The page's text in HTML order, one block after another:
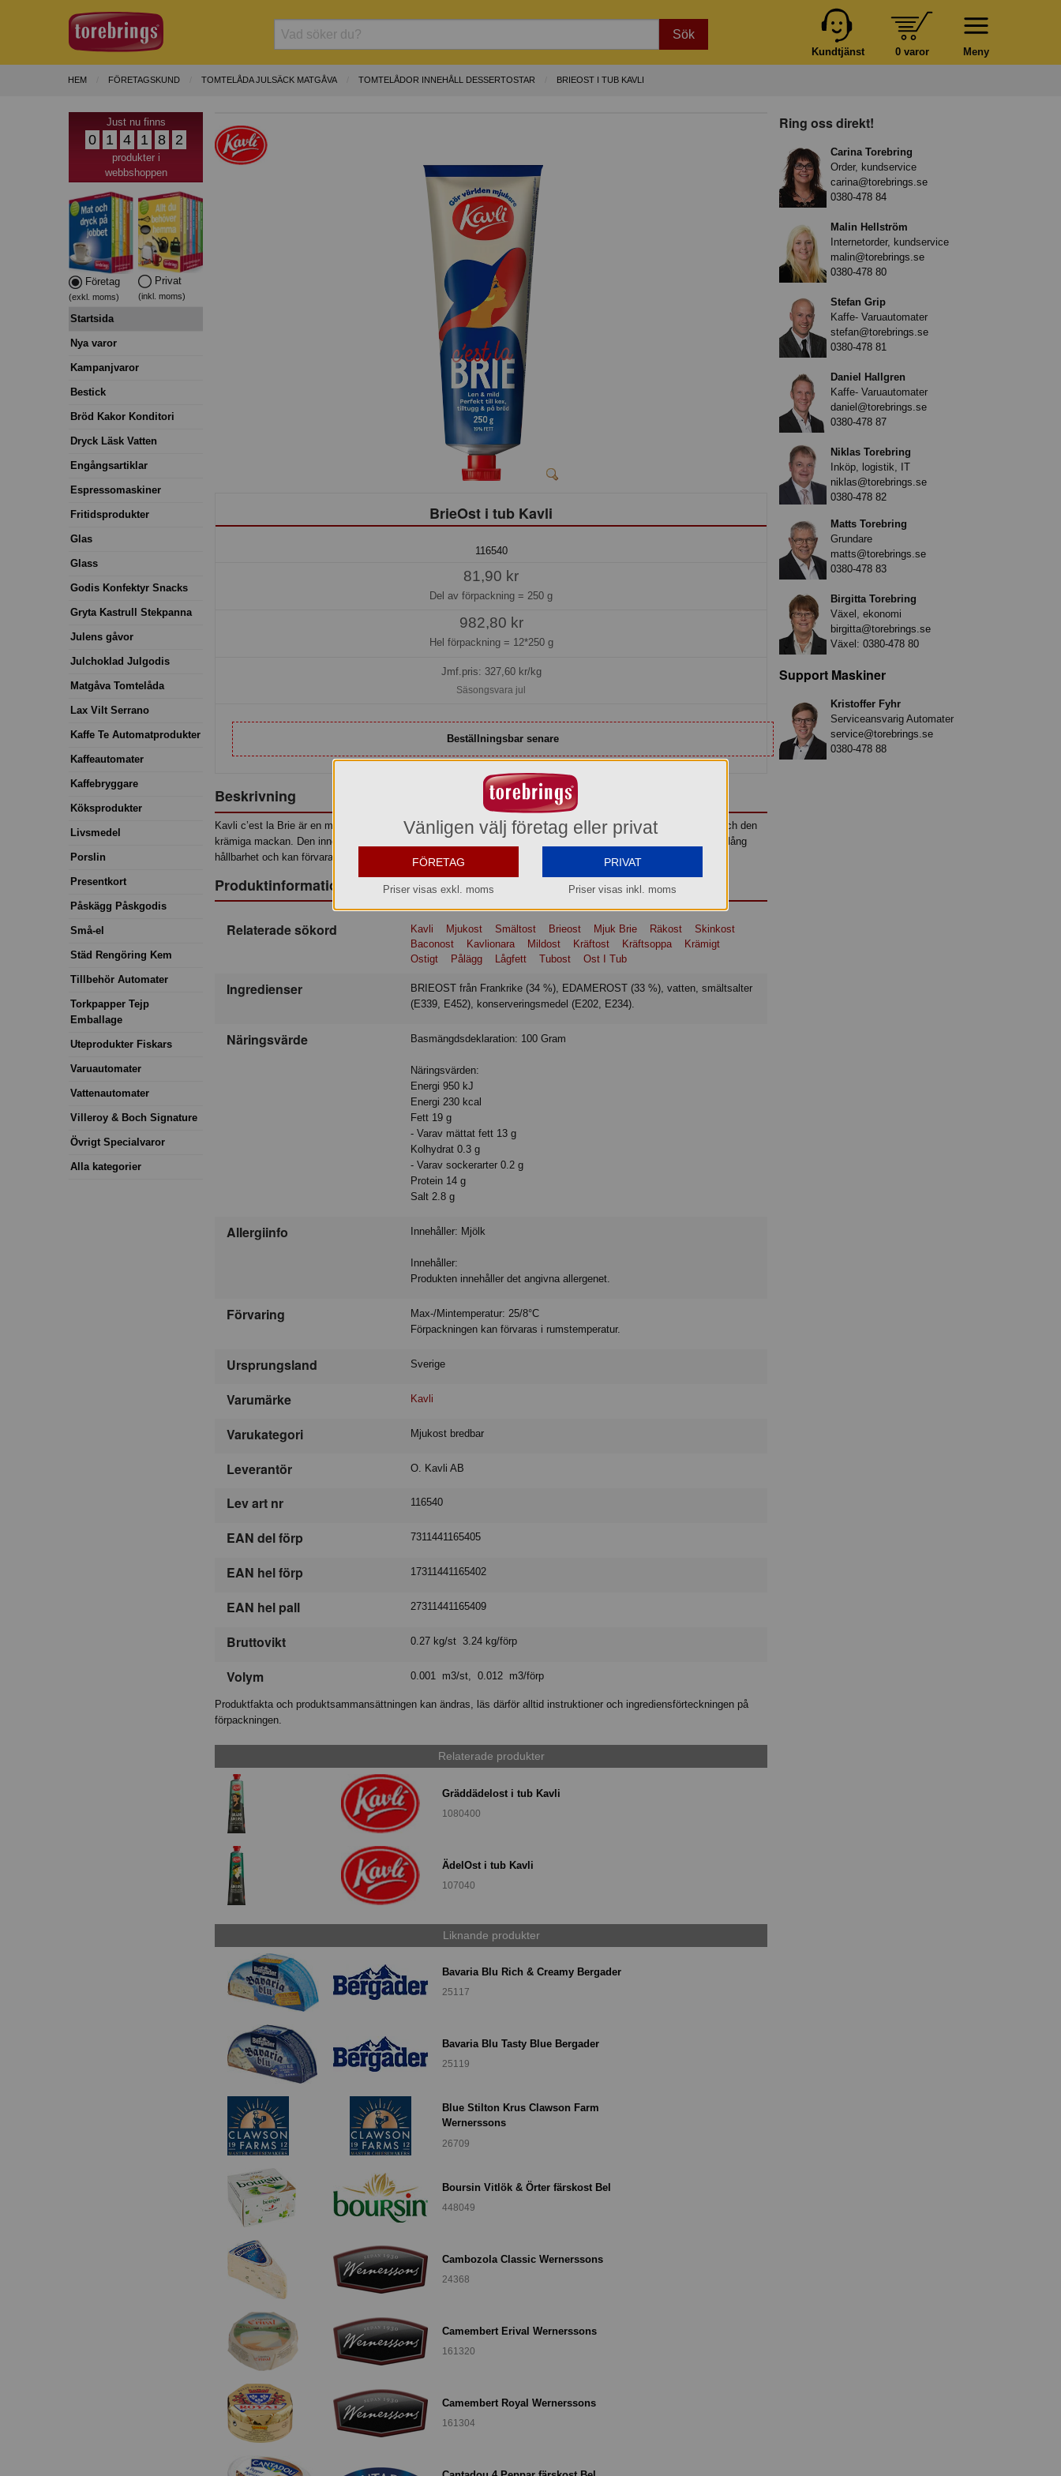
Sök
Meny
0 varor
Kundtjänst
HEM FÖRETAGSKUND TOMTELÅDA JULSÄCK MATGÅVA TOMTELÅDOR INNEHÅLL DESSERTOSTAR BRIEOST I TUB KAVLI
Just nu finns
0 1 4 1 8 2
produkter i
webbshoppen
Företag
(exkl. moms)
Privat
(inkl. moms)
Startsida
Nya varor
Kampanjvaror
Bestick
Bröd Kakor Konditori
Dryck Läsk Vatten
Engångsartiklar
Espressomaskiner
Fritidsprodukter
Glas
Glass
Godis Konfektyr Snacks
Gryta Kastrull Stekpanna
Julens gåvor
Julchoklad Julgodis
Matgåva Tomtelåda
Lax Vilt Serrano
Kaffe Te Automatprodukter
Kaffeautomater
Kaffebryggare
Köksprodukter
Livsmedel
Porslin
Presentkort
Påskägg Påskgodis
Små-el
Städ Rengöring Kem
Tillbehör Automater
Torkpapper Tejp
Emballage
Uteprodukter Fiskars
Varuautomater
Vattenautomater
Villeroy & Boch Signature
Övrigt Specialvaror
Alla kategorier
BrieOst i tub Kavli
116540
81,90 kr
Del av förpackning = 250 g
982,80 kr
Hel förpackning = 12*250 g
Jmf.pris: 327,60kr/kg
Säsongsvara jul
Beställningsbar senare
Beskrivning
Kavli c’est la Brie är en mjukost gjord på väldigt krämig brieost.Den är perfekt till picknicken, baguetten, kexet och den
krämiga mackan. Den innehåller en stor mängd ost varav 34% är brieost. Fetthalt 19%. Kavlis mjukost i tub har lång
hållbarhet och kan förvaras i rumstemperatur.
Produktinformation
Relaterade sökord Kavli Mjukost Smältost Brieost Mjuk Brie Räkost
Skinkost
Baconost
Kavlionara Mildost Kräftost Kräftsoppa
Krämigt
Ostigt
Pålägg Lågfett Tubost Ost I Tub
Ingredienser
BRIEOST från Frankrike (34 %), EDAMEROST (33 %), vatten, smältsalter
(E339, E452), konserveringsmedel (E202, E234).
Näringsvärde Basmängdsdeklaration: 100 Gram
Näringsvärden:
Energi 950 kJ
Energi 230 kcal
Fett 19 g
- Varav mättat fett 13 g
Kolhydrat 0.3 g
- Varav sockerarter 0.2 g
Protein 14 g
Salt 2.8 g
Allergiinfo Innehåller: Mjölk
Innehåller:
Produkten innehåller det angivna allergenet.
Förvaring
Max-/Mintemperatur: 25/8°C
Förpackningen kan förvaras i rumstemperatur.
Ursprungsland Sverige
Varumärke Kavli
Varukategori Mjukost bredbar
Leverantör O. Kavli AB
Lev art nr 116540
EAN del förp 7311441165405
EAN hel förp 17311441165402
EAN hel pall 27311441165409
Bruttovikt 0.27 kg/st 3.24 kg/förp
Volym 0.001 m3/st, 0.012 m3/förp
Produktfakta och produktsammansättningen kan ändras, läs därför alltid instruktioner och ingrediensförteckningen på
förpackningen.
Relaterade produkter
Gräddädelost i tub Kavli
1080400
ÄdelOst i tub Kavli
107040
Liknande produkter
Bavaria Blu Rich & Creamy Bergader
25117
Bavaria Blu Tasty Blue Bergader
25119
Blue Stilton Krus Clawson Farm
Wernerssons
26709
Boursin Vitlök & Örter färskost Bel
448049
Cambozola Classic Wernerssons
24368
Camembert Erival Wernerssons
161320
Camembert Royal Wernerssons
161304
Ring oss direkt!
Carina Torebring
Order, kundservice
carina@torebrings.se
0380-478 84
Malin Hellström
Internetorder, kundservice
malin@torebrings.se
0380-478 80
Stefan Grip
Kaffe- Varuautomater
stefan@torebrings.se
0380-478 81
Daniel Hallgren
Kaffe- Varuautomater
daniel@torebrings.se
0380-478 87
Niklas Torebring
Inköp, logistik, IT
niklas@torebrings.se
0380-478 82
Matts Torebring
Grundare
matts@torebrings.se
0380-478 83
Birgitta Torebring
Växel, ekonomi
birgitta@torebrings.se
Växel: 0380-478 80
Support Maskiner
Kristoffer Fyhr
Serviceansvarig Automater
service@torebrings.se
0380-478 88
Vänligen välj företag eller privat
FÖRETAG
Priser visas exkl. moms
PRIVAT
Priser visas inkl. moms